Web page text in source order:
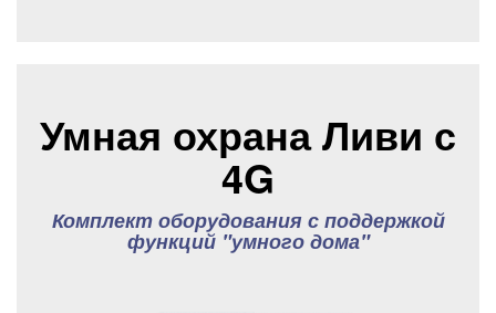
Умная охрана Ливи с
4G
Комплект оборудования с поддержкой
функций "умного дома"